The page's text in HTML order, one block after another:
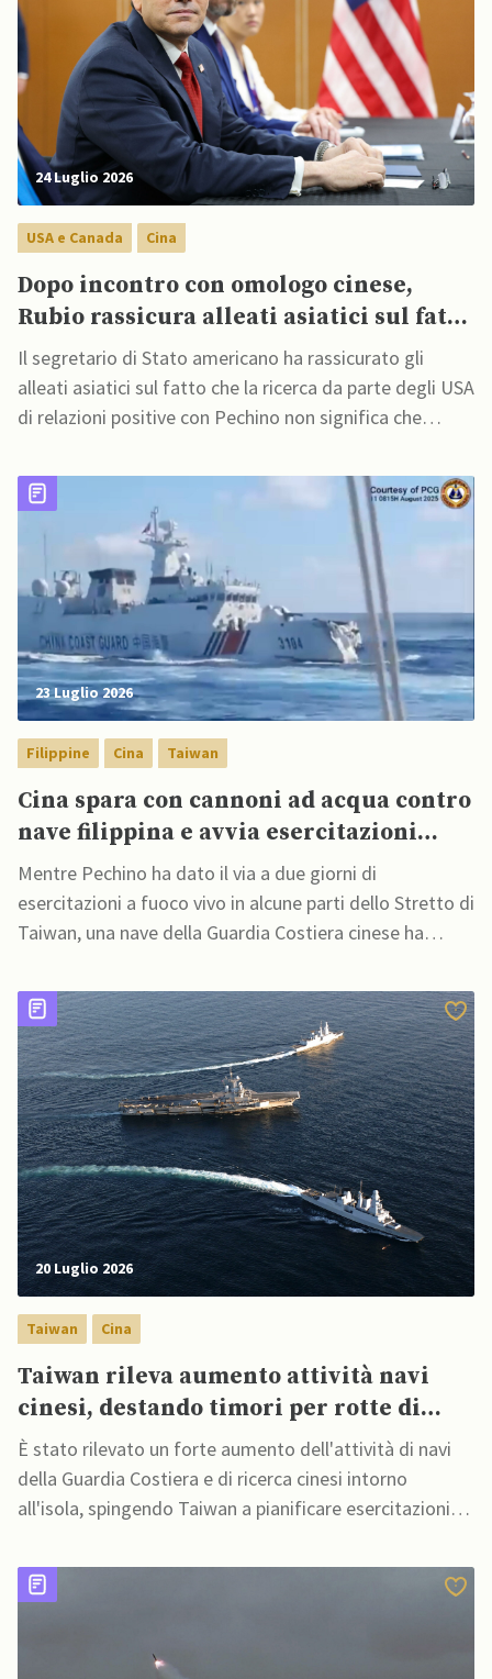
24 Luglio 2026
USA e Canada Cina
Dopo incontro con omologo cinese,
Rubio rassicura alleati asiatici sul fatto
che non saranno abbandonati
Il segretario di Stato americano ha rassicurato gli
alleati asiatici sul fatto che la ricerca da parte degli USA
di relazioni positive con Pechino non significa che
23 Luglio 2026
Filippine Cina Taiwan
Cina spara con cannoni ad acqua contro
nave filippina e avvia esercitazioni
nello Stretto di Taiwan
Mentre Pechino ha dato il via a due giorni di
esercitazioni a fuoco vivo in alcune parti dello Stretto di
Taiwan, una nave della Guardia Costiera cinese ha
peschereccio del governo filippino nello Scarborough
Shoal nel Mar Cinese Meridionale, colpendolo
indirettamente
20 Luglio 2026
Taiwan Cina
Taiwan rileva aumento attività navi
cinesi, destando timori per rotte di
approvvigionamento del Pacifico
È stato rilevato un forte aumento dell'attività di navi
della Guardia Costiera e di ricerca cinesi intorno
all'isola, spingendo Taiwan a pianificare esercitazioni
costa del Pacifico